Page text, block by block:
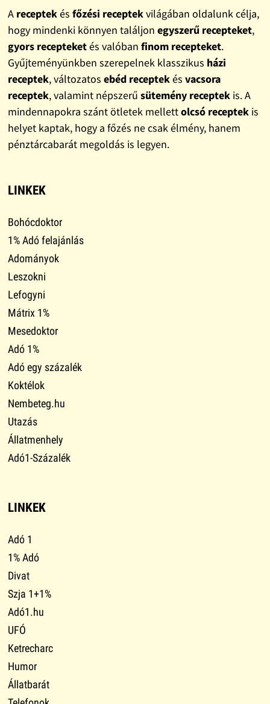
A receptekés főzési receptekvilágában oldalunk célja,
hogy mindenki könnyen találjon egyszerű recepteket,
gyors recepteketés valóban finom recepteket.
Gyűjteményünkben szerepelnek klasszikus házi
receptek, változatos ebéd receptekés vacsora
receptek, valamint népszerű sütemény receptekis. A
mindennapokra szánt ötletek mellettolcsó receptekis
helyet kaptak, hogy a főzés ne csak élmény, hanem
pénztárcabarát megoldás is legyen.
LINKEK
Bohócdoktor
1% Adó felajánlás
Adományok
Leszokni
Lefogyni
Mátrix 1%
Mesedoktor
Adó 1%
Adó egy százalék
Koktélok
Nembeteg.hu
Utazás
Állatmenhely
Adó1-Százalék
LINKEK
Adó 1
1% Adó
Divat
Szja 1+1%
Adó1.hu
UFÓ
Ketrecharc
Humor
Állatbarát